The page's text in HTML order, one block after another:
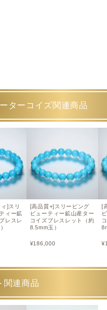
ターコイズ関連商品
]スリ
ィー鉱
レスレ
[高品質+]スリーピング
ビューティー鉱山産ター
コイズブレスレット（約
8.5mm玉）
¥186,000
[
¥
関連商品